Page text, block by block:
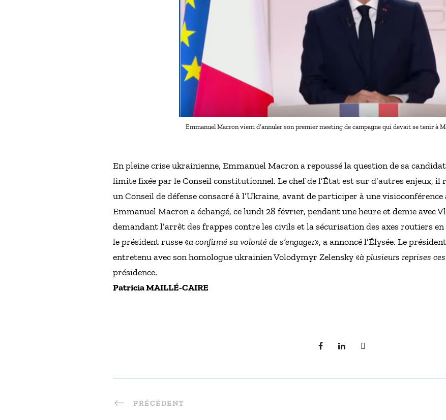
Emmanuel Macron vient d’annuler son premier meeting de campagne qui devait se tenir à
En pleine crise ukrainienne, Emmanuel Macron a repoussé la question de sa
limite fixée par le Conseil constitutionnel. Le chef de l’État est sur d’autres enjeux,
un Conseil de défense consacré à l’Ukraine, avant de participer à une
Emmanuel Macron a échangé, ce lundi 28 février, pendant une heure et demie avec
demandant l’arrêt des frappes contre les civils et la sécurisation des axes routiers
le président russe «a confirmé sa volonté de s’engager», a annoncé l’Élysée. Le
entretenu avec son homologue ukrainien Volodymyr Zelensky «à plusieurs reprises
présidence.
Patricia MAILLÉ-CAIRE
PRÉCÉDENT